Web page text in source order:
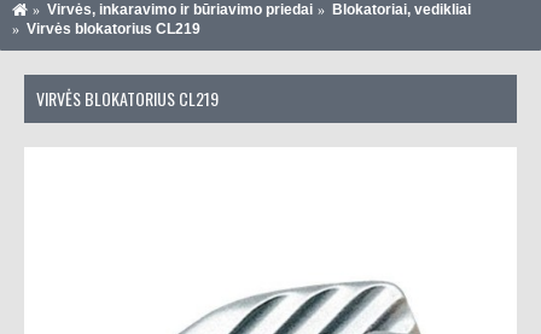
Virvės, inkaravimo ir būriavimo priedai
Blokatoriai, vedikliai
Virvės blokatorius CL219
VIRVĖS BLOKATORIUS CL219